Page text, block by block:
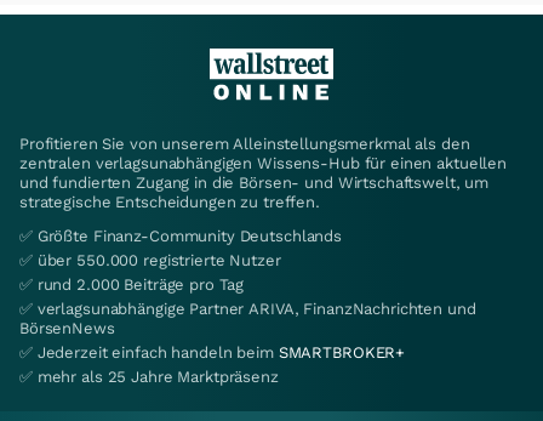
Profitieren Sie von unserem Alleinstellungsmerkmal als den
zentralen verlagsunabhängigen Wissens-Hub für einen aktuellen
und fundierten Zugang in die Börsen- und Wirtschaftswelt, um
strategische Entscheidungen zu treffen.
✅ Größte Finanz-Community Deutschlands
✅ über 550.000 registrierte Nutzer
✅ rund 2.000 Beiträge pro Tag
✅ verlagsunabhängige Partner ARIVA, FinanzNachrichten und
BörsenNews
✅ Jederzeit einfach handeln beim SMARTBROKER+
✅ mehr als 25 Jahre Marktpräsenz